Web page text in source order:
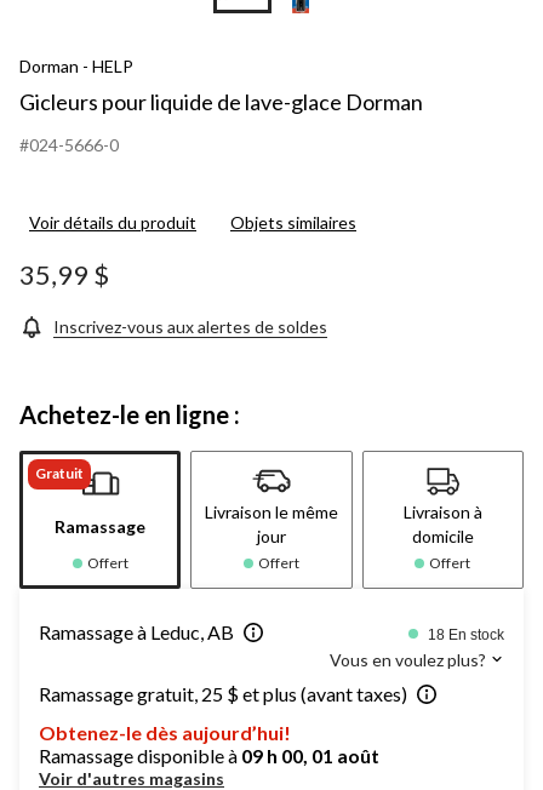
Dorman - HELP
Gicleurs pour liquide de lave-glace Dorman
#024-5666-0
Voir détails du produit Objets similaires
35,99 $
Inscrivez-vous aux alertes de soldes
Achetez-le en ligne :
Gratuit
Ramassage
Offert
Livraison le même
jour
Offert
Livraison à
domicile
Offert
Ramassage à Leduc, AB 18 En stock
Vous en voulez plus?
Ramassage gratuit, 25 $ et plus (avant taxes)
Obtenez-le dès aujourd’hui!
Ramassage disponible à 09 h 00, 01 août
Voir d'autres magasins